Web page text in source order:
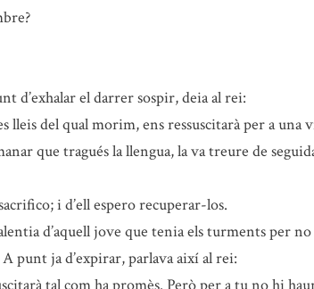
d’exhalar el darrer sospir, deia al rei:
del qual morim, ens ressuscitarà per a una
que tragués la llengua, la va treure de
i d’ell espero recuperar-los.
d’aquell jove que tenia els turments per no
A punt ja d’expirar, parlava així al rei: